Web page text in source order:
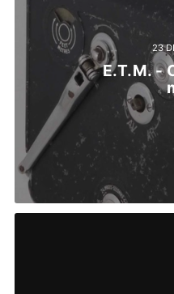
23
E.T.M. -